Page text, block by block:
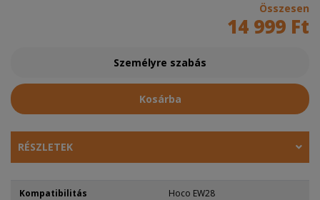
Összesen
14 999 Ft
Személyre szabás
Kosárba
RÉSZLETEK
Kompatibilitás Hoco EW28